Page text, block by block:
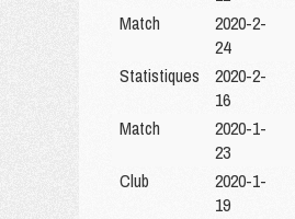
Match
2020-2-
24
Statistiques
2020-2-
16
Match
2020-1-
23
Club
2020-1-
19